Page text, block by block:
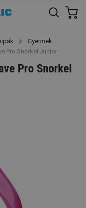
Gyermek
Pro Snorkel Junior
Pro Snorkel